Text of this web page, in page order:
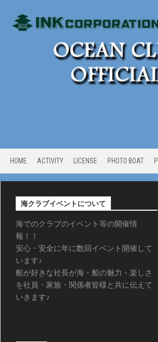
content
HOME ACTIVITY LICENSE PHOTO BOAT
海クラブイベントについて
海でのクラブのイベント等の開催情
報！！
安心・安全に年に数回イベント開催して
います♪
船が好きな社長が海・船の魅力・楽しさ
を社員・家族・関係者皆様と共に伝えて
いきます♪